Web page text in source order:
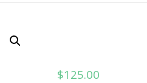
$125.00